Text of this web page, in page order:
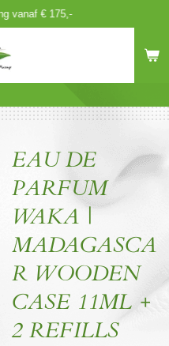
vanaf € 175,-
EAU DE
PARFUM
WAKA |
MADAGASCA
R WOODEN
CASE 11ML +
2 REFILLS